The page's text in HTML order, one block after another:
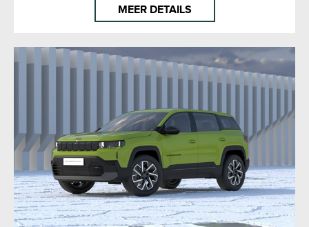
MEER DETAILS